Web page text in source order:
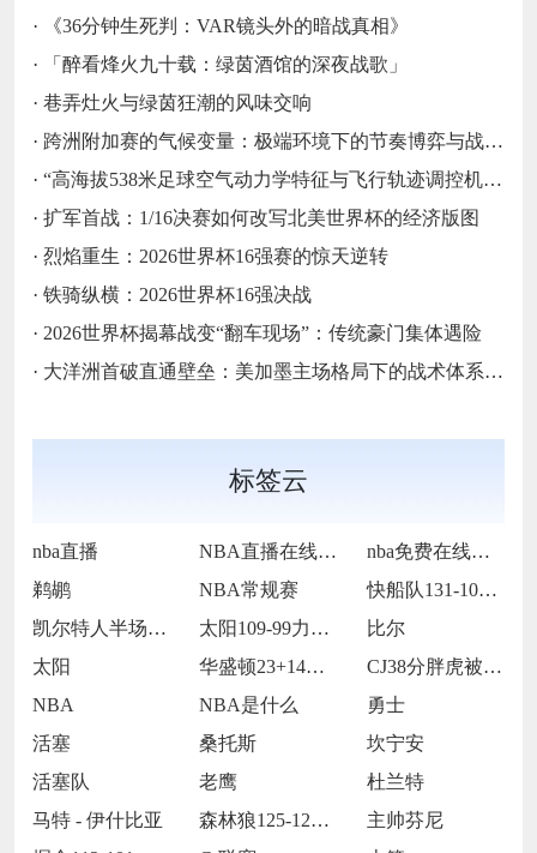
·
《36分钟生死判：VAR镜头外的暗战真相》
·
「醉看烽火九十载：绿茵酒馆的深夜战歌」
· 巷弄灶火与绿茵狂潮的风味交响
· 跨洲附加赛的气候变量：极端环境下的节奏博弈与战术自适应
· “高海拔538米足球空气动力学特征与飞行轨迹调控机制——以2026世界杯BBVA球场为实证场景”
· 扩军首战：1/16决赛如何改写北美世界杯的经济版图
· 烈焰重生：2026世界杯16强赛的惊天逆转
· 铁骑纵横：2026世界杯16强决战
· 2026世界杯揭幕战变“翻车现场”：传统豪门集体遇险
· 大洋洲首破直通壁垒：美加墨主场格局下的战术体系重构
标签云
nba直播 NBA直播在线观看
nba免费在线高清直播
鹈鹕
NBA常规赛
快船队131-105战胜老鹰队
凯尔特人半场65-55领先雷霆
太阳109-99力克76人
比尔
太阳
华盛顿23+14莱夫利21+15 独行侠
CJ38分胖虎被禁赛 鹈鹕123-115
NBA
NBA是什么
勇士
活塞
桑托斯
坎宁安
活塞队
老鹰
杜兰特
马特 - 伊什比亚
森林狼125-127不敌灰熊
主帅芬尼